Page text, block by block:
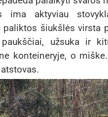
ima aktyviau
paliktos šiukšlės virsta
užsuka ir
konteineryje, o